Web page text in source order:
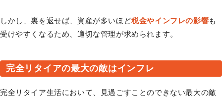
しかし、裏を返せば、資産が多いほど税金やインフレの影響も
受けやすくなるため、適切な管理が求められます。
完全リタイアの最大の敵はインフレ
完全リタイア生活において、見過ごすことのできない最大の敵